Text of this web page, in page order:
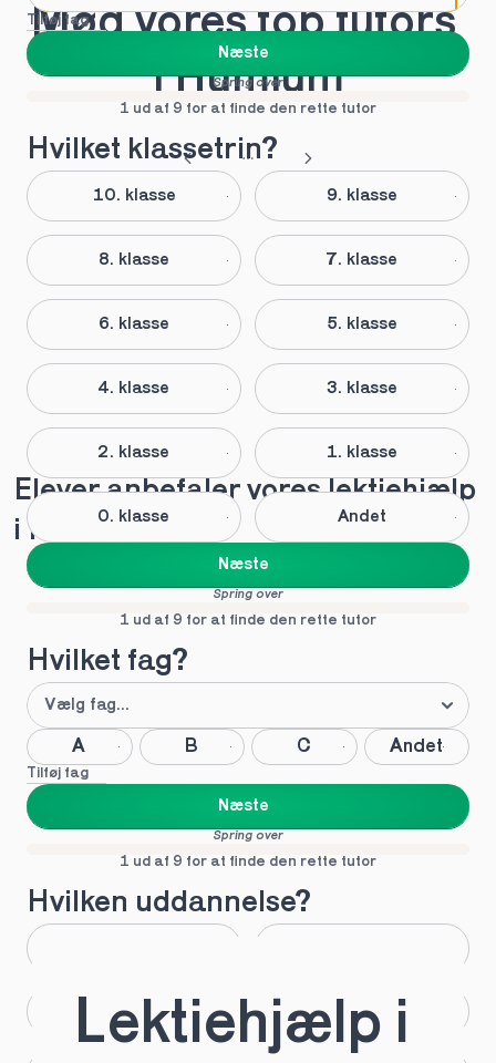
Tilføj fag
Næste
Spring over
1 ud af 9 for at finde den rette tutor
Hvilket klassetrin?
10. klasse 9. klasse
8. klasse 7. klasse
6. klasse 5. klasse
4. klasse 3. klasse
2. klasse 1. klasse
0. klasse Andet
Næste
Spring over
1 ud af 9 for at finde den rette tutor
Hvilket fag?
A B C Andet
Tilføj fag
Næste
Spring over
1 ud af 9 for at finde den rette tutor
Hvilken uddannelse?
HTX HF
Mød vores top tutors
i Humlum
Elever anbefaler vores lektiehjælp
i Humlum
Lektiehjælp i